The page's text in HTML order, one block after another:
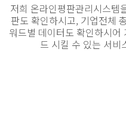
저희 온라인평판관리시스템
판도 확인하시고, 기업전체
워드별 데이터도 확인하시어
드 시킬 수 있는 서비